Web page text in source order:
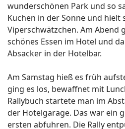
wunderschönen Park und so
Kuchen in der Sonne und hielt
Viperschwätzchen. Am Abend
schönes Essen im Hotel und
Absacker in der Hotelbar.
Am Samstag hieß es früh
ging es los, bewaffnet mit
Rallybuch startete man im
der Hotelgarage. Das war ein
ersten abfuhren. Die Rally